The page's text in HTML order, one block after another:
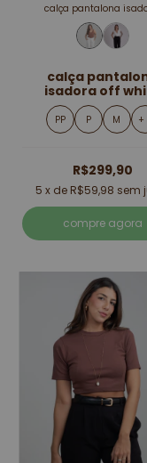
calça pantalona
calça
isadora off
PP P M +
R$299,90
5 x de R$59,98 sem
compre agora